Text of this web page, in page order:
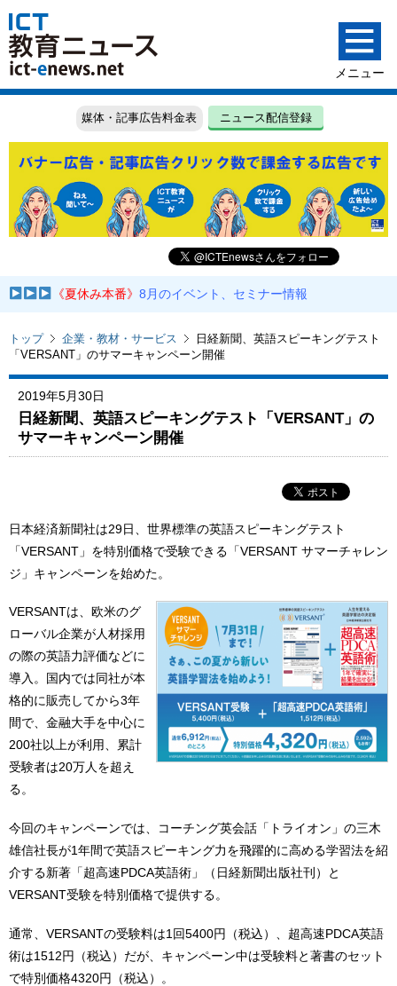
媒体・記事広告料金表 ニュース配信登録
《夏休み本番》8月のイベント、セミナー情報
トップ 企業・教材・サービス
日経新聞、英語スピーキングテスト
「VERSANT」のサマーキャンペーン開催
2019年5月30日
日経新聞、英語スピーキングテスト「VERSANT」の
サマーキャンペーン開催
日本経済新聞社は29日、世界標準の英語スピーキングテスト
「VERSANT」を特別価格で受験できる「VERSANT サマーチャレン
ジ」キャンペーンを始めた。
VERSANTは、欧米のグ
ローバル企業が人材採用
の際の英語力評価などに
導入。国内では同社が本
格的に販売してから3年
間で、金融大手を中心に
200社以上が利用、累計
受験者は20万人を超え
る。
今回のキャンペーンでは、コーチング英会話「トライオン」の三木
雄信社長が1年間で英語スピーキング力を飛躍的に高める学習法を紹
介する新著「超高速PDCA英語術」（日経新聞出版社刊）と
VERSANT受験を特別価格で提供する。
通常、VERSANTの受験料は1回5400円（税込）、超高速PDCA英語
術は1512円（税込）だが、キャンペーン中は受験料と著書のセット
で特別価格4320円（税込）。